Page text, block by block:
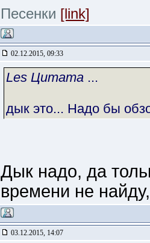
Песенки [link]
02.12.2015, 09:33
Les Цитата ...
дык это... Надо бы
Дык надо, да
времени не
03.12.2015, 14:07